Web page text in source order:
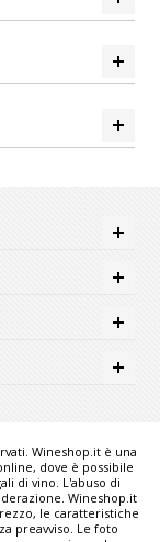
Wineshop.it è una
dove è possibile
di vino. L'abuso di
Wineshop.it
le caratteristiche
preavviso. Le foto